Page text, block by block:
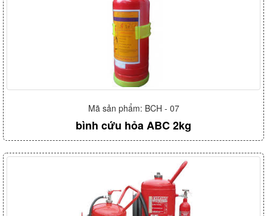
Mã sản phẩm: BCH - 07
bình cứu hỏa ABC 2kg